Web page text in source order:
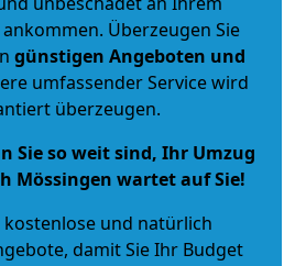
Überzeugen Sie
günstigen Angeboten und
umfassender Service wird
überzeugen.
Sie so weit sind, Ihr Umzug
Mössingen wartet auf Sie!
kostenlose und natürlich
, damit Sie Ihr Budget